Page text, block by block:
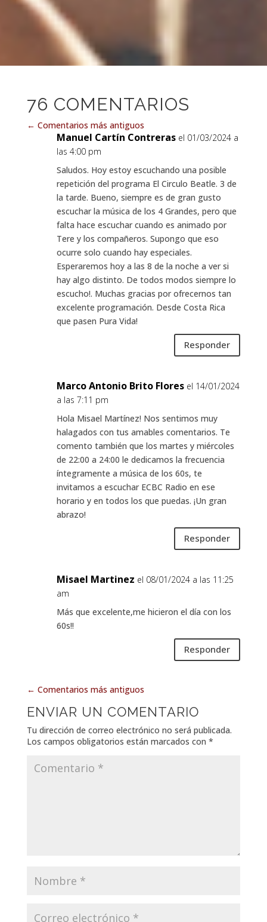
76 COMENTARIOS
← Comentarios más antiguos
Manuel Cartín Contreras el 01/03/2024 a
las 4:00 pm
Saludos. Hoy estoy escuchando una posible
repetición del programa El Circulo Beatle. 3 de
la tarde. Bueno, siempre es de gran gusto
escuchar la música de los 4 Grandes, pero que
falta hace escuchar cuando es animado por
Tere y los compañeros. Supongo que eso
ocurre solo cuando hay especiales.
Esperaremos hoy a las 8 de la noche a ver si
hay algo distinto. De todos modos siempre lo
escucho!. Muchas gracias por ofrecernos tan
excelente programación. Desde Costa Rica
que pasen Pura Vida!
Responder
Marco Antonio Brito Flores el 14/01/2024
a las 7:11 pm
Hola Misael Martínez! Nos sentimos muy
halagados con tus amables comentarios. Te
comento también que los martes y miércoles
de 22:00 a 24:00 le dedicamos la frecuencia
íntegramente a música de los 60s, te
invitamos a escuchar ECBC Radio en ese
horario y en todos los que puedas. ¡Un gran
abrazo!
Responder
Misael Martinez el 08/01/2024 a las 11:25
am
Más que excelente,me hicieron el día con los
60s!!
Responder
← Comentarios más antiguos
ENVIAR UN COMENTARIO
Tu dirección de correo electrónico no será publicada.
Los campos obligatorios están marcados con *